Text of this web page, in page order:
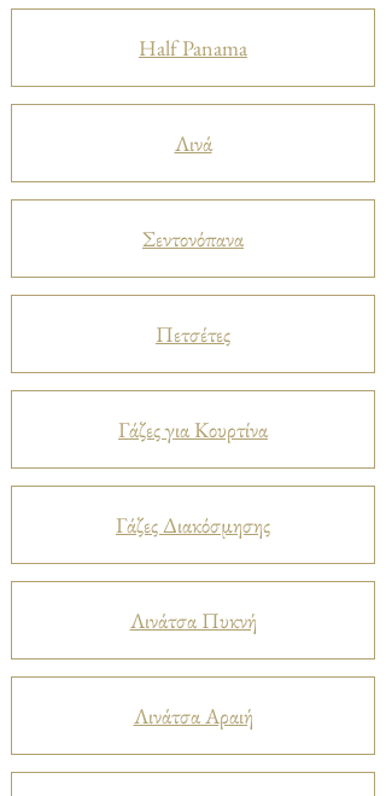
Half Panama
Λινά
Σεντονόπανα
Πετσέτες
Γάζες για Κουρτίνα
Γάζες Διακόσμησης
Λινάτσα Πυκνή
Λινάτσα Αραιή